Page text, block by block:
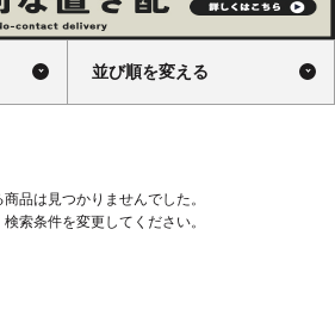
並び順を変える
品は見つかりませんでした。
索条件を変更してください。